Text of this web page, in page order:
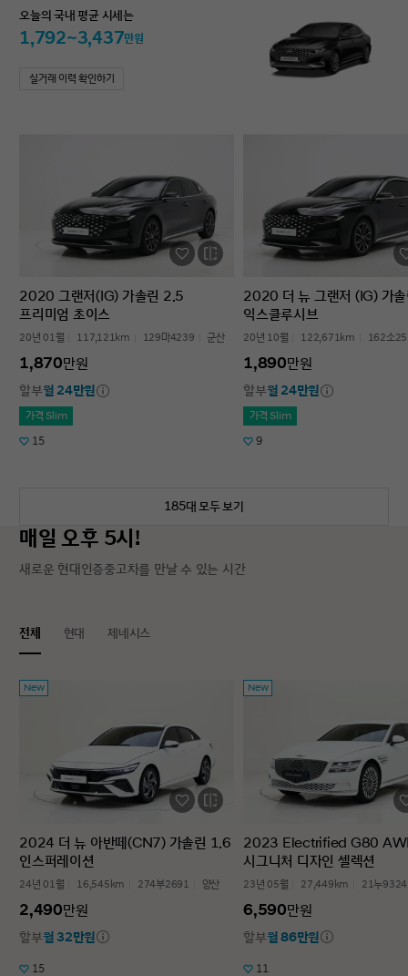
오늘의 국내 평균 시세는
1,792~3,437만원
실거래 이력 확인하기
2020 그랜저(IG) 가솔린 2.5
프리미엄 초이스
20년 01월 117,121km 129마4239 군산
1,870만원
할부월 24만원
가격 Slim
15
2020 더 뉴 그랜저 (IG) 가
익스클루시브
20년 10월 122,671km 162소
1,890만원
할부월 24만원
가격 Slim
9
185대 모두 보기
매일 오후 5시!
새로운 현대인증중고차를 만날 수 있는 시간
전체 현대 제네시스
New
2024 더 뉴 아반떼(CN7) 가솔린 1.6
인스퍼레이션
24년 01월 16,545km 274부2691 양산
2,490만원
할부월 32만원
15
New
2023 Electrified G80
시그니처 디자인 셀렉션
23년 05월 27,449km 21누9324
6,590만원
할부월 86만원
11